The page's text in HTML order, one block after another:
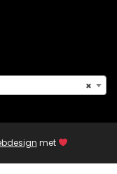
×
met